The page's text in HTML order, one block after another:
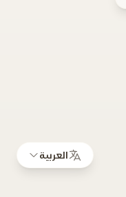
العربية